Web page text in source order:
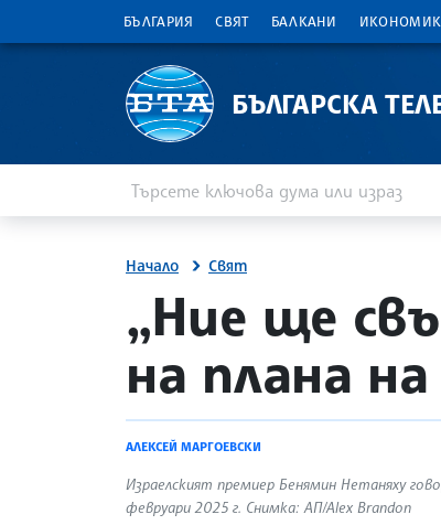
БЪЛГАРИЯ СВЯТ БАЛКАНИ
БЪЛГАРСКА
Начало Свят
site.bta
„Ние ще
на плана
АЛЕКСЕЙ МАРГОЕВСКИ
Израелският премиер Бенямин Нетаняху
февруари 2025 г. Снимка: АП/Alex Brandon